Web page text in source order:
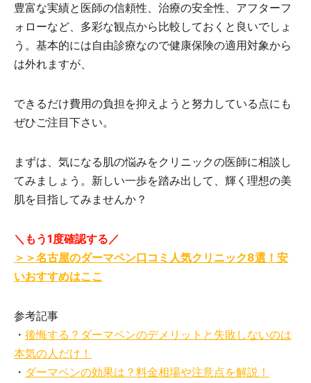
豊富な実績と医師の信頼性、治療の安全性、アフターフ
ォローなど、多彩な観点から比較しておくと良いでしょ
う。基本的には自由診療なので健康保険の適用対象から
は外れますが、
できるだけ費用の負担を抑えようと努力している点にも
ぜひご注目下さい。
まずは、気になる肌の悩みをクリニックの医師に相談し
てみましょう。新しい一歩を踏み出して、輝く理想の美
肌を目指してみませんか？
＼もう1度確認する／
＞＞名古屋のダーマペン口コミ人気クリニック8選！安
いおすすめはここ
参考記事
・ 後悔する？ダーマペンのデメリットと失敗しないのは
本気の人だけ！
・ ダーマペンの効果は？料金相場や注意点を解説！